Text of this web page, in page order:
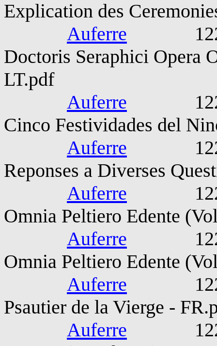
Explication des
Auferre 1221-
Doctoris Seraphici Opera
LT.pdf
Auferre 1221-
Cinco Festividades del
Auferre 1221-
Reponses a Diverses
Auferre 1221-
Omnia Peltiero Edente
Auferre 1221-
Omnia Peltiero Edente
Auferre 1221-
Psautier de la Vierge -
Auferre 1221-